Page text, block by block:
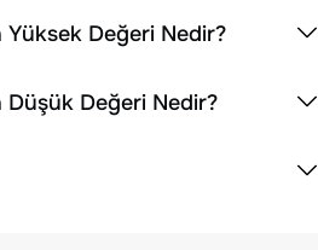
Değeri Nedir?
Düşük Değeri Nedir?